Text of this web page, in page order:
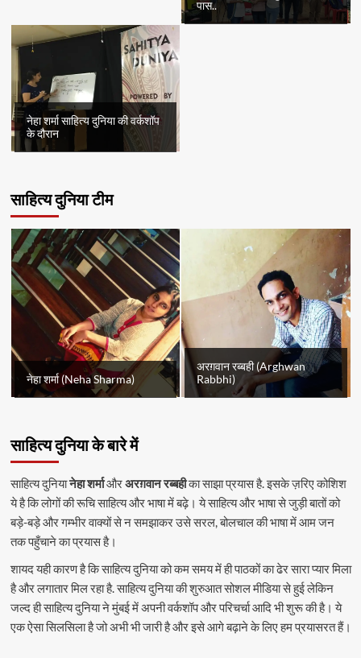
पास..
नेहा शर्मा साहित्य दुनिया की वर्कशॉप
के दौरान
साहित्य दुनिया टीम
नेहा शर्मा (Neha Sharma)
अरग़वान रब्बही (Arghwan
Rabbhi)
साहित्य दुनिया के बारे में
साहित्य दुनियानेहा शर्माऔरअरग़वान रब्बहीका साझा प्रयास है. इसके ज़रिए कोशिश
ये है कि लोगों की रूचि साहित्य और भाषा में बढ़े। ये साहित्य और भाषा से जुड़ी बातों को
बड़े-बड़े और गम्भीर वाक्यों से न समझाकर उसे सरल, बोलचाल की भाषा में आम जन
तक पहुँचाने का प्रयास है।
शायद यही कारण है कि साहित्य दुनिया को कम समय में ही पाठकों का ढेर सारा प्यार मिला
है और लगातार मिल रहा है. साहित्य दुनिया की शुरुआत सोशल मीडिया से हुई लेकिन
जल्द ही साहित्य दुनिया ने मुंबई में अपनी वर्कशॉप और परिचर्चा आदि भी शुरू की है। ये
एक ऐसा सिलसिला है जो अभी भी जारी है और इसे आगे बढ़ाने के लिए हम प्रयासरत हैं।